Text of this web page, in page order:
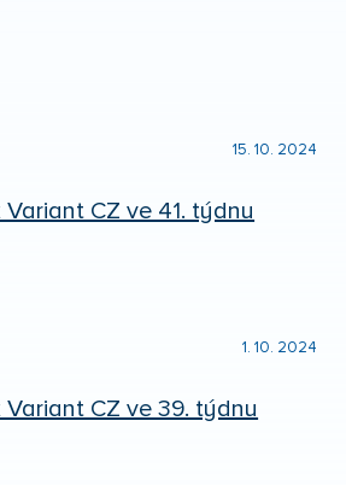
15. 10. 2024
CZ ve 41. týdnu
1. 10. 2024
CZ ve 39. týdnu